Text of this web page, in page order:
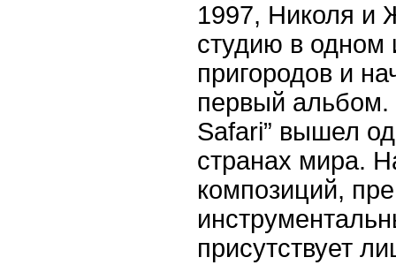
1997, Николя и
студию в одном
пригородов и
первый альбом.
Safari” вышел
странах мира.
композиций,
присутствует